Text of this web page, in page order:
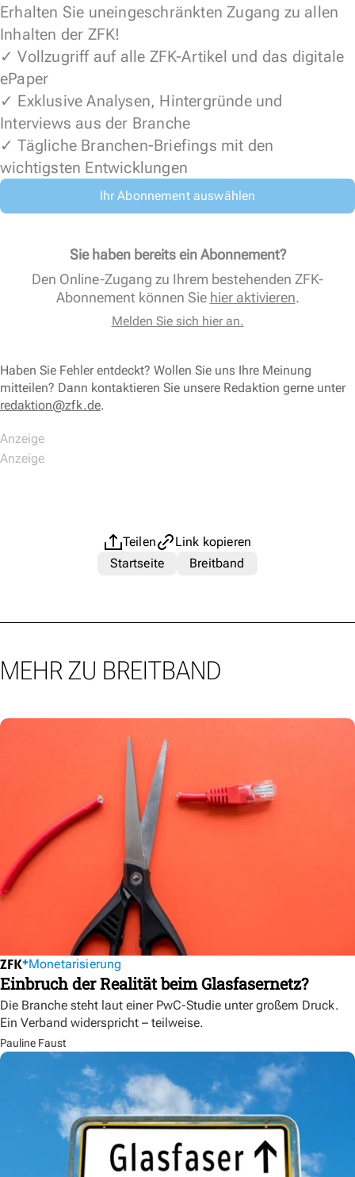
Erhalten Sie uneingeschränkten Zugang zu allen
Inhalten der ZFK!
✓ Vollzugriff auf alle ZFK-Artikel und das digitale
ePaper
✓ Exklusive Analysen, Hintergründe und
Interviews aus der Branche
✓ Tägliche Branchen-Briefings mit den
wichtigsten Entwicklungen
Ihr Abonnement auswählen
Sie haben bereits ein Abonnement?
Den Online-Zugang zu Ihrem bestehenden ZFK-
Abonnement können Sie hier aktivieren.
Melden Sie sich hier an.
Haben Sie Fehler entdeckt? Wollen Sie uns Ihre Meinung
mitteilen? Dann kontaktieren Sie unsere Redaktion gerne unter
redaktion@zfk.de.
Teilen
Link kopieren
Startseite
Breitband
MEHR ZU BREITBAND
Monetarisierung
Einbruch der Realität beim Glasfasernetz?
Die Branche steht laut einer PwC-Studie unter großem Druck.
Ein Verband widerspricht – teilweise.
Pauline Faust